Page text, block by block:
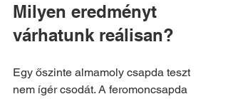
Milyen eredményt
várhatunk reálisan?
Egy őszinte almamoly csapda teszt
nem ígér csodát. A feromoncsapda